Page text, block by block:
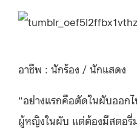
อาชีพ : นักร้อง / นักแสดง
“อย่างแรกคือตัดในผับออก
ผู้หญิงในผับ แต่ต้องมีสตอรี่